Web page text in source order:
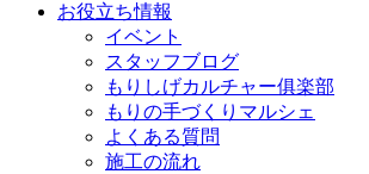
お役立ち情報
イベント
スタッフブログ
もりしげカルチャー俱楽部
もりの手づくりマルシェ
よくある質問
施工の流れ